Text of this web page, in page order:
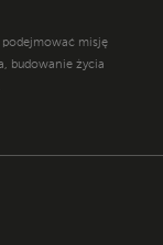
misję
budowanie życia